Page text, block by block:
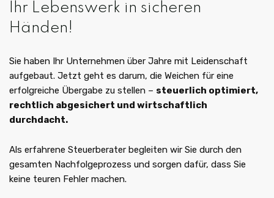
Ihr Lebenswerk in sicheren
Händen!
Sie haben Ihr Unternehmen über Jahre mit Leidenschaft
aufgebaut. Jetzt geht es darum, die Weichen für eine
erfolgreiche Übergabe zu stellen – steuerlich optimiert,
rechtlich abgesichert und wirtschaftlich
durchdacht.
Als erfahrene Steuerberater begleiten wir Sie durch den
gesamten Nachfolgeprozess und sorgen dafür, dass Sie
keine teuren Fehler machen.